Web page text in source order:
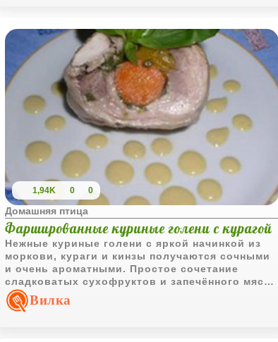
1,94K 0 0
Домашняя птица
Фаршированные куриные голени с курагой
Нежные куриные голени с яркой начинкой из
моркови, кураги и кинзы получаются сочными
и очень ароматными. Простое сочетание
сладковатых сухофруктов и запечённого мяса
делает блюдо необычным и по-домашнему
уютным.
Вилка